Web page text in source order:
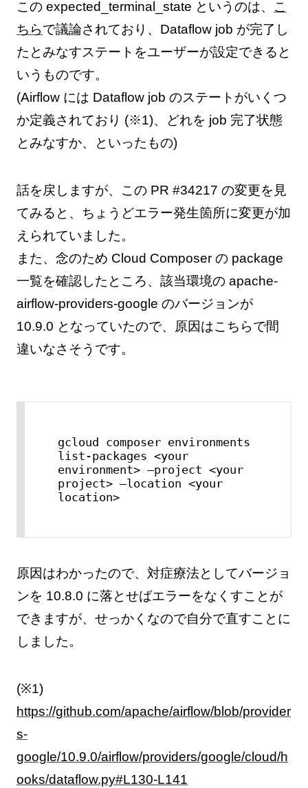
この expected_terminal_state というのは、
こ
ちらで議論されており、Dataflow job が完了し
たとみなすステートをユーザーが設定できると
いうものです。
(Airflow には Dataflow job のステートがいくつ
か定義されており (※1)、どれを job 完了状態
とみなすか、といったもの)
話を戻しますが、この PR #34217 の変更を見
てみると、ちょうどエラー発生箇所に変更が加
えられていました。
また、念のため Cloud Composer の package
一覧を確認したところ、該当環境の apache-
airflow-providers-google のバージョンが
10.9.0 となっていたので、原因はこちらで間
違いなさそうです。
gcloud composer environments
list-packages <your
environment> –project <your
project> –location <your
location>
原因はわかったので、対症療法としてバージョ
ンを 10.8.0 に落とせばエラーをなくすことが
できますが、せっかくなので自分で直すことに
しました。
(※1)
https://github.com/apache/airflow/blob/provider
s-
google/10.9.0/airflow/providers/google/cloud/h
ooks/dataflow.py#L130-L141